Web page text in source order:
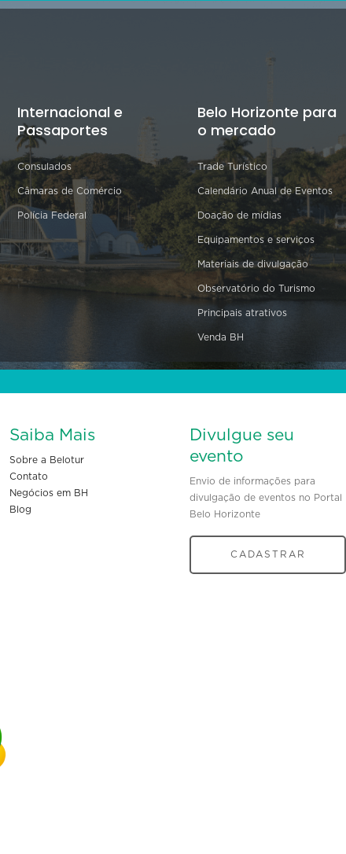
Internacional e
Passaportes
Consulados
Câmaras de Comércio
Polícia Federal
Belo Horizonte para
o mercado
Trade Turístico
Calendário Anual de Eventos
Doação de mídias
Equipamentos e serviços
Materiais de divulgação
Observatório do Turismo
Principais atrativos
Venda BH
Saiba Mais
Sobre a Belotur
Contato
Negócios em BH
Blog
Divulgue seu
evento
Envio de informações para
divulgação de eventos no Portal
Belo Horizonte
CADASTRAR